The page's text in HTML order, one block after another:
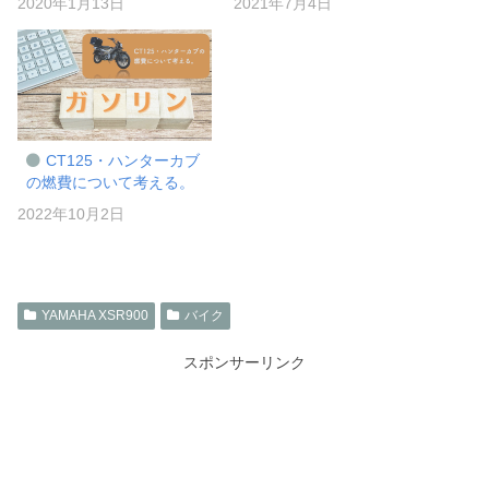
CT125・ハンターカブ
の燃費について考える。
2022年10月2日
YAMAHA XSR900 バイク
スポンサーリンク